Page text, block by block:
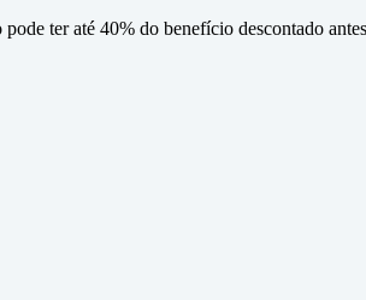
ter até 40% do benefício descontado